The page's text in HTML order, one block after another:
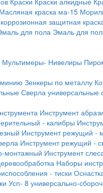
Масляная краска ма-15
защитная
для пола Эмаль для
Мультимеры- Нивелиры
Зенкеры по металлу
Сверла универсальные
Инструмент
- калибры
Инструмент режущий -
Инструмент режущий -
монтажный Инструмент
Наборы
- тиски
Усп- 8 универсально-